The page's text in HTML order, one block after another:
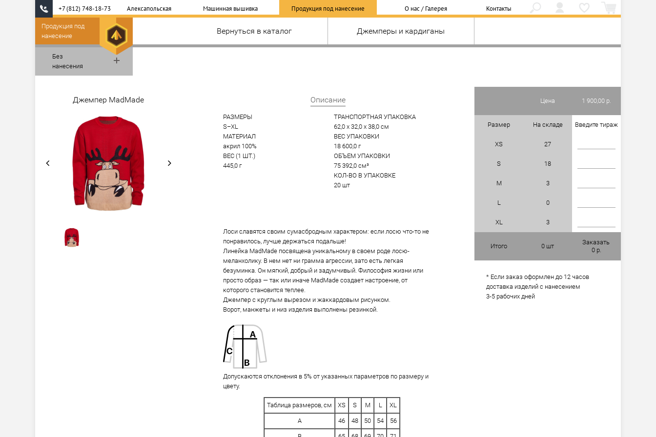
+7 (812) 748-18-73 Алексапольская Машинная вышивка Продукция под нанесение О нас / Галерея Контакты
Вернуться в каталог Джемперы и кардиганы
Продукция под
нанесение
Без
нанесения
Джемпер MadMade Цена 1 900,00 р.
Размер На складе Введите тираж
XS 27
S 18
M 3
L 0
XL 3
Итого 0 шт
Заказать
0 р.
* Если заказ оформлен до 12 часов
доставка изделий с нанесением
3-5 рабочих дней
Описание
РАЗМЕРЫ
S–XL
МАТЕРИАЛ
акрил 100%
ВЕС (1 ШТ.)
445,0 г
ТРАНСПОРТНАЯ УПАКОВКА
62,0 x 32,0 x 38,0 см
ВЕС УПАКОВКИ
18 600,0 г
ОБЪЕМ УПАКОВКИ
75 392,0 см³
КОЛ-ВО В УПАКОВКЕ
20 шт
Лоси славятся своим сумасбродным характером: если лосю что-то не
понравилось, лучше держаться подальше!
Линейка MadMade посвящена уникальному в своем роде лосю-
меланхолику. В нем нет ни грамма агрессии, зато есть легкая
безуминка. Он мягкий, добрый и задумчивый. Философия жизни или
просто образ — так или иначе MadMade создает настроение, от
которого становится теплее.
Джемпер с круглым вырезом и жаккардовым рисунком.
Ворот, манжеты и низ изделия выполнены резинкой.
Допускаются отклонения в 5% от указанных параметров по размеру и
цвету.
Таблица размеров, см XS S M L XL
A 46 48 50 54 56